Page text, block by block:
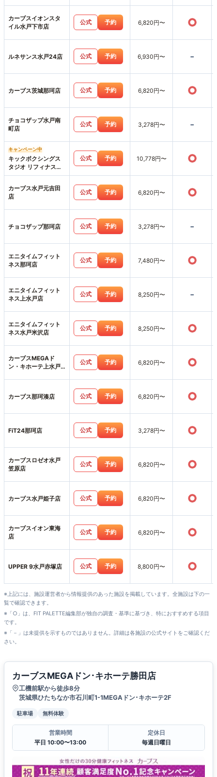
カーブスイオンスタ
イル水戸下市店
公式 予約 6,820円〜 ○
ルネサンス水戸24店 公式 予約 6,930円〜 -
カーブス茨城那珂店 公式 予約 6,820円〜 ○
チョコザップ水戸南
町店
公式 予約 3,278円〜 -
キャンペーン中
キックボクシングス
タジオ リフィナス水
戸店
公式 予約 10,778円〜 ○
カーブス水戸元吉田
店
公式 予約 6,820円〜 ○
チョコザップ那珂店 公式 予約 3,278円〜 -
エニタイムフィット
ネス那珂店
公式 予約 7,480円〜 ○
エニタイムフィット
ネス上水戸店
公式 予約 8,250円〜 -
エニタイムフィット
ネス水戸米沢店
公式 予約 8,250円〜 ○
カーブスMEGAド
ン・キホーテ上水戸
公式 予約 6,820円〜 ○
カーブス那珂湊店 公式 予約 6,820円〜 ○
FiT24那珂店 公式 予約 3,278円〜 ○
カーブスロゼオ水戸
笠原店
公式 予約 6,820円〜 ○
カーブス水戸姫子店 公式 予約 6,820円〜 ○
カーブスイオン東海
店
公式 予約 6,820円〜 ○
UPPER 9水戸赤塚店 公式 予約 8,800円〜 ○
※上記には、施設運営者から情報提供のあった施設を掲載しています。全施設は下の一
覧で確認できます。
※「○」は、FIT PALETTE編集部が独自の調査・基準に基づき、特におすすめする項目
です。
※「－」は未提供を示すものではありません。詳細は各施設の公式サイトをご確認くだ
さい。
カーブスMEGAドン･キホーテ勝田店
工機前駅から徒歩8分
茨城県ひたちなか市石川町1-1MEGAドン･キホーテ2F
駐車場 無料体験
営業時間
平日 10:00〜13:00
定休日
毎週日曜日